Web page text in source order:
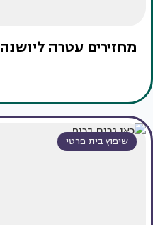
מחזירים עטרה ליושנה
שיפוץ בית פרטי